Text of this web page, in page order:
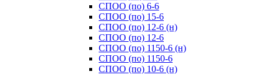
СПОО (по) 6-6
СПОО (по) 15-6
СПОО (по) 12-6 (н)
СПОО (по) 12-6
СПОО (по) 1150-6 (н)
СПОО (по) 1150-6
СПОО (по) 10-6 (н)